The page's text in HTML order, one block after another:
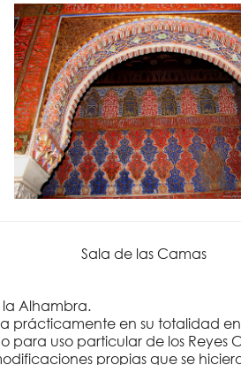
Sala de las Camas
la Alhambra.
prácticamente en su totalidad
uso particular de los Reyes
propias que se